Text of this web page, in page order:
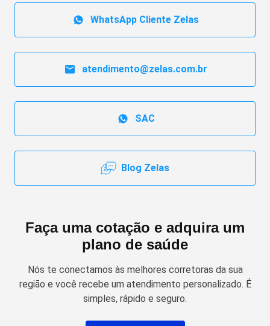
WhatsApp Cliente Zelas
atendimento@zelas.com.br
SAC
Blog Zelas
Faça uma cotação e adquira um
plano de saúde
Nós te conectamos às melhores corretoras da sua
região e você recebe um atendimento personalizado. É
simples, rápido e seguro.